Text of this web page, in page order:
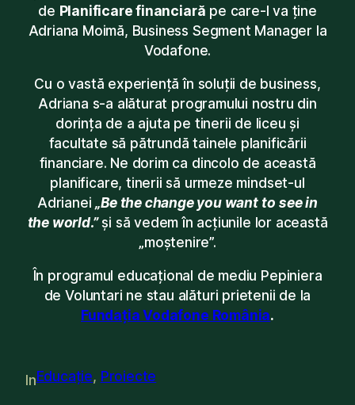
de Planificare financiară pe care-l va ține
Adriana Moimă, Business Segment Manager la
Vodafone.
Cu o vastă experiență în soluții de business,
Adriana s-a alăturat programului nostru din
dorința de a ajuta pe tinerii de liceu și
facultate să pătrundă tainele planificării
financiare. Ne dorim ca dincolo de această
planificare, tinerii să urmeze mindset-ul
Adrianei„Be the change you want to see in
the world.”și să vedem în acțiunile lor această
„moștenire”.
În programul educațional de mediu Pepiniera
de Voluntari ne stau alături prietenii de la
Fundația Vodafone România.
InEducație, Proiecte